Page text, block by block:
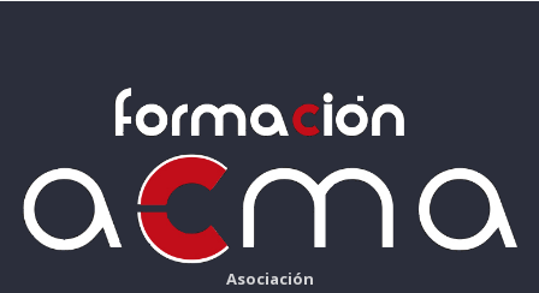
Asociación